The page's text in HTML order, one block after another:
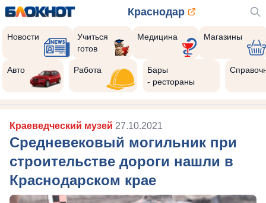
Краснодар
Новости
Учиться
готов
Медицина Магазины
Авто Работа
Бары
- рестораны
Краеведческий музей 27.10.2021
Средневековый могильник при
строительстве дороги нашли в
Краснодарском крае